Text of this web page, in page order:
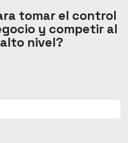
tomar el control
y competir al
nivel?